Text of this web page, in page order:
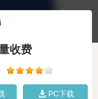
收费
PC下载